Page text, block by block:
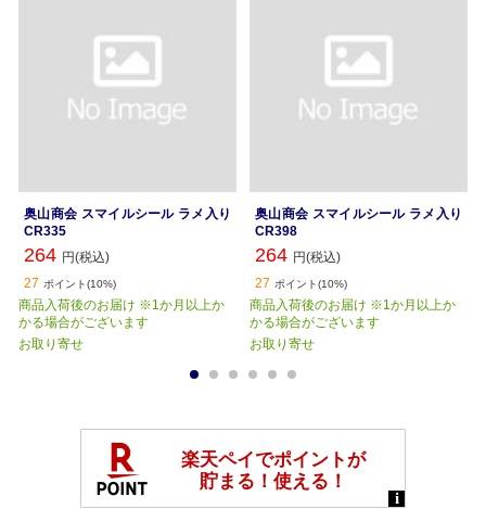
奥山商会 スマイルシール ラメ入り
CR335
264 円(税込)
27 ポイント(10%)
商品入荷後のお届け ※1か月以上か
かる場合がございます
お取り寄せ
奥山商会 スマイルシール ラメ入り
CR398
264 円(税込)
27 ポイント(10%)
商品入荷後のお届け ※1か月以上か
かる場合がございます
お取り寄せ